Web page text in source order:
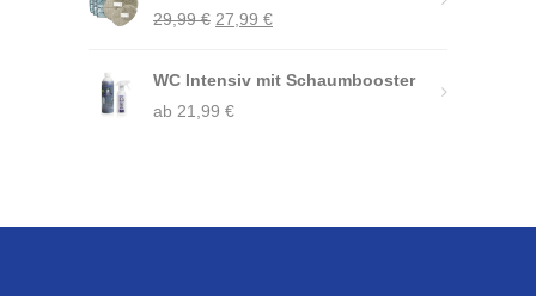
29,99€ Ursprünglicher
war:
29,99 €
27,99 €Aktueller
ist:
WC Intensiv mit Schaumbooster
ab 21,99 €